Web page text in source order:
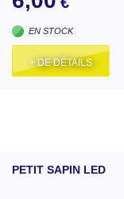
EN STOCK
+ DE DÉTAILS
PETIT SAPIN LED